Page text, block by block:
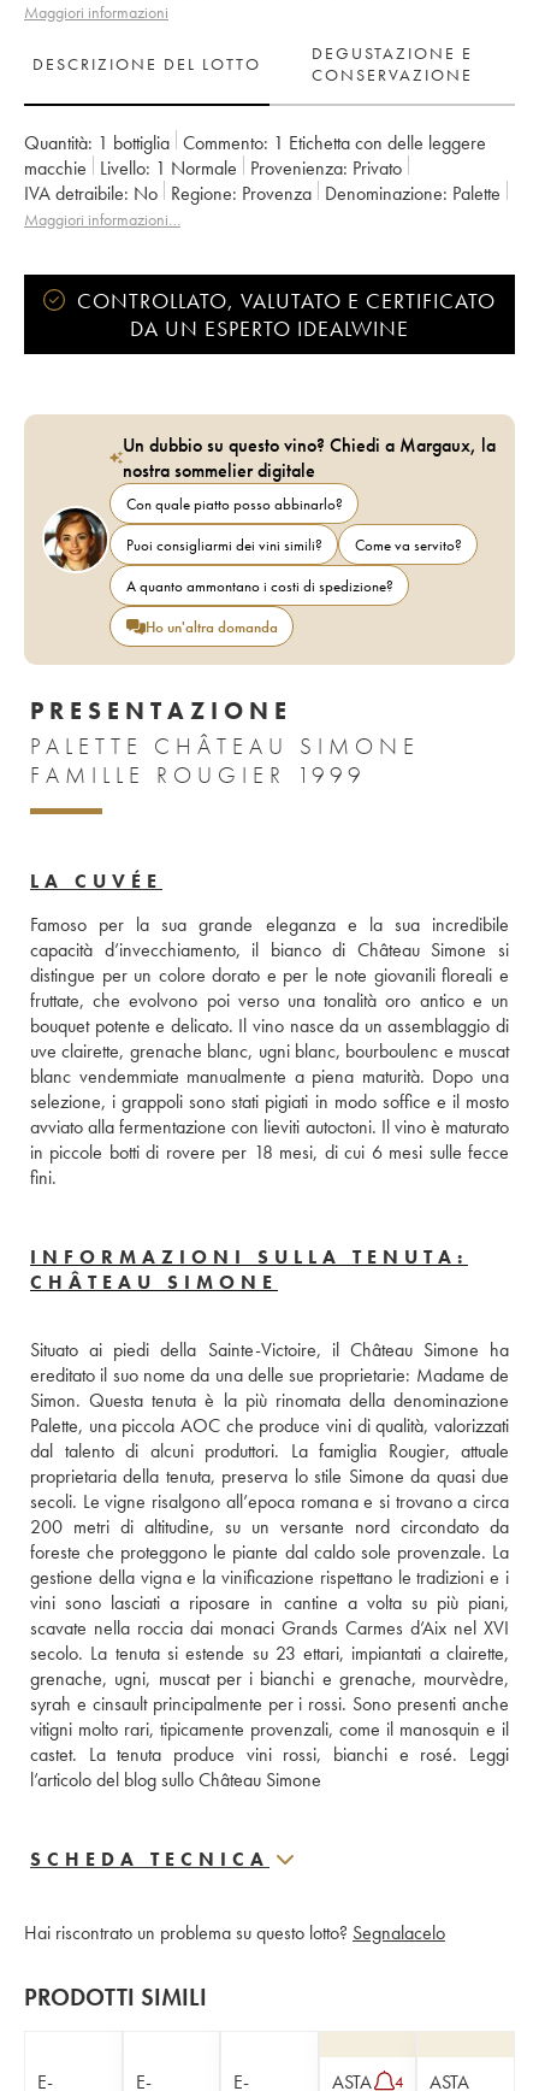
Maggiori informazioni
DESCRIZIONE DEL LOTTO
DEGUSTAZIONE E
CONSERVAZIONE
Quantità: 1 bottiglia Commento: 1 Etichetta con delle leggere
macchie
Livello: 1 Normale Provenienza:
privato
IVA detraibile:
no Regione: Provenza Denominazione: Palette
Proprietario: Famille Rougier
Maggiori informazioni…
CONTROLLATO, VALUTATO E CERTIFICATO
DA UN ESPERTO IDEALWINE
Un dubbio su questo vino? Chiedi a Margaux, la
nostra sommelier digitale
Con quale piatto posso abbinarlo?
Puoi consigliarmi dei vini simili?
Come va servito?
A quanto ammontano i costi di spedizione?
Ho un'altra domanda
PRESENTAZIONE
PALETTE CHÂTEAU SIMONE
FAMILLE ROUGIER 1999
LA CUVÉE
Famoso per la sua grande eleganza e la sua incredibile
capacità d’invecchiamento, il bianco di Château Simone si
distingue per un colore dorato e per le note giovanili floreali e
fruttate, che evolvono poi verso una tonalità oro antico e un
bouquet potente e delicato. Il vino nasce da un assemblaggio di
uve clairette, grenache blanc, ugni blanc, bourboulenc e muscat
blanc vendemmiate manualmente a piena maturità. Dopo una
selezione, i grappoli sono stati pigiati in modo soffice e il mosto
avviato alla fermentazione con lieviti autoctoni. Il vino è maturato
in piccole botti di rovere per 18 mesi, di cui 6 mesi sulle fecce
fini.
INFORMAZIONI SULLA TENUTA:
CHÂTEAU SIMONE
Situato ai piedi della Sainte-Victoire, il Château Simone ha
ereditato il suo nome da una delle sue proprietarie: Madame de
Simon. Questa tenuta è la più rinomata della denominazione
Palette, una piccola AOC che produce vini di qualità, valorizzati
dal talento di alcuni produttori. La famiglia Rougier, attuale
proprietaria della tenuta, preserva lo stile Simone da quasi due
secoli. Le vigne risalgono all’epoca romana e si trovano a circa
200 metri di altitudine, su un versante nord circondato da
foreste che proteggono le piante dal caldo sole provenzale. La
gestione della vigna e la vinificazione rispettano le tradizioni e i
vini sono lasciati a riposare in cantine a volta su più piani,
scavate nella roccia dai monaci Grands Carmes d’Aix nel XVI
secolo. La tenuta si estende su 23 ettari, impiantati a clairette,
grenache, ugni, muscat per i bianchi e grenache, mourvèdre,
syrah e cinsault principalmente per i rossi. Sono presenti anche
vitigni molto rari, tipicamente provenzali, come il manosquin e il
castet. La tenuta produce vini rossi, bianchi e rosé. Leggi
l’articolo del blog sullo Château Simone
SCHEDA TECNICA
Hai riscontrato un problema su questo lotto? Segnalacelo
PRODOTTI SIMILI
E- E- E- ASTA 4 ASTA